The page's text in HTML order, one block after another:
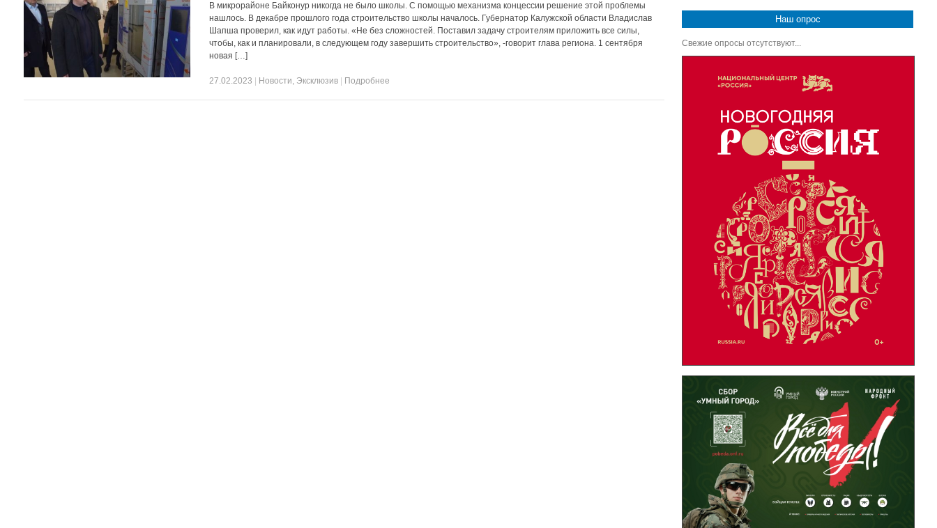
В микрорайоне Байконур никогда не было школы. С помощью механизма концессии решение этой проблемы
нашлось. В декабре прошлого года строительство школы началось. Губернатор Калужской области Владислав
Шапша проверил, как идут работы. «Не без сложностей. Поставил задачу строителям приложить все силы,
чтобы, как и планировали, в следующем году завершить строительство», -говорит глава региона. 1 сентября
новая […]
27.02.2023 Новости, Эксклюзив Подробнее
Наш опрос
Свежие опросы отсутствуют...